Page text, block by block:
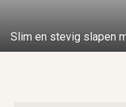
Slim en stevig slapen